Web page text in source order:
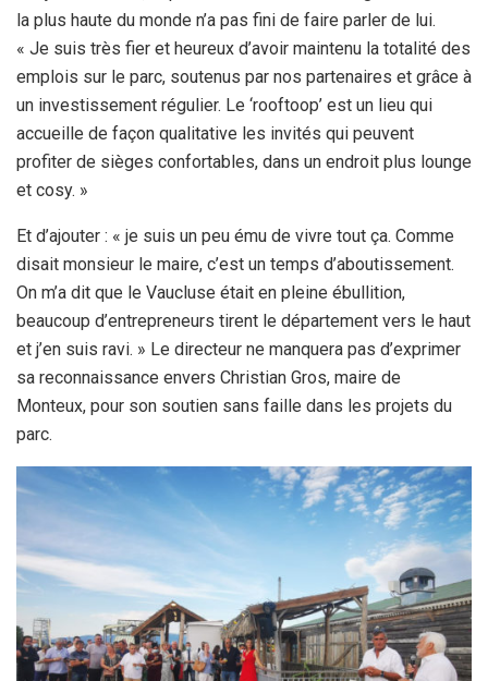
la plus haute du monde n’a pas fini de faire parler de lui.
« Je suis très fier et heureux d’avoir maintenu la totalité des
emplois sur le parc, soutenus par nos partenaires et grâce à
un investissement régulier. Le ‘rooftoop’ est un lieu qui
accueille de façon qualitative les invités qui peuvent
profiter de sièges confortables, dans un endroit plus lounge
et cosy. »
Et d’ajouter : « je suis un peu ému de vivre tout ça. Comme
disait monsieur le maire, c’est un temps d’aboutissement.
On m’a dit que le Vaucluse était en pleine ébullition,
beaucoup d’entrepreneurs tirent le département vers le haut
et j’en suis ravi. » Le directeur ne manquera pas d’exprimer
sa reconnaissance envers Christian Gros, maire de
Monteux, pour son soutien sans faille dans les projets du
parc.